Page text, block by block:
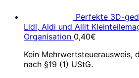
Perfekte 3D-
Lidl, Aldi und Allit
Organisation 0,40€
Kein Mehrwertsteuerausweis,
nach §19 (1) UStG.